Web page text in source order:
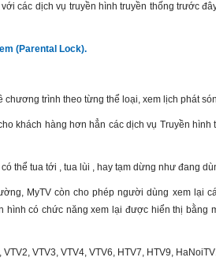
các dịch vụ truyền hình truyền thống trước
(Parental Lock).
trình theo từng thể loại, xem lịch phát
khách hàng hơn hẳn các dịch vụ Truyền hình
thể tua tới , tua lùi , hay tạm dừng như đang
MyTV còn cho phép người dùng xem lại
có chức năng xem lại được hiển thị bằng
VTV3, VTV4, VTV6, HTV7, HTV9,